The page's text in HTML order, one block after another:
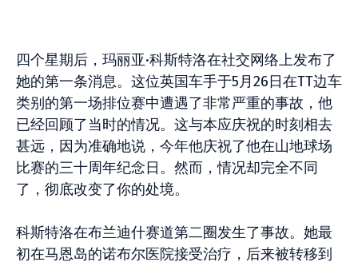
四个星期后，玛丽亚·科斯特洛在社交网络上发布了
她的第一条消息。这位英国车手于5月26日在TT边车
类别的第一场排位赛中遭遇了非常严重的事故，他
已经回顾了当时的情况。这与本应庆祝的时刻相去
甚远，因为准确地说，今年他庆祝了他在山地球场
比赛的三十周年纪念日。然而，情况却完全不同
了，彻底改变了你的处境。
科斯特洛在布兰迪什赛道第二圈发生了事故。她最
初在马恩岛的诺布尔医院接受治疗，后来被转移到